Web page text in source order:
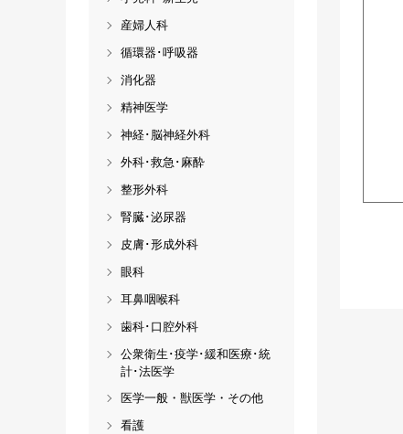
産婦人科
循環器･呼吸器
消化器
精神医学
神経･脳神経外科
外科･救急･麻酔
整形外科
腎臓･泌尿器
皮膚･形成外科
眼科
耳鼻咽喉科
歯科･口腔外科
公衆衛生･疫学･緩和医療･統
計･法医学
医学一般・獣医学・その他
看護